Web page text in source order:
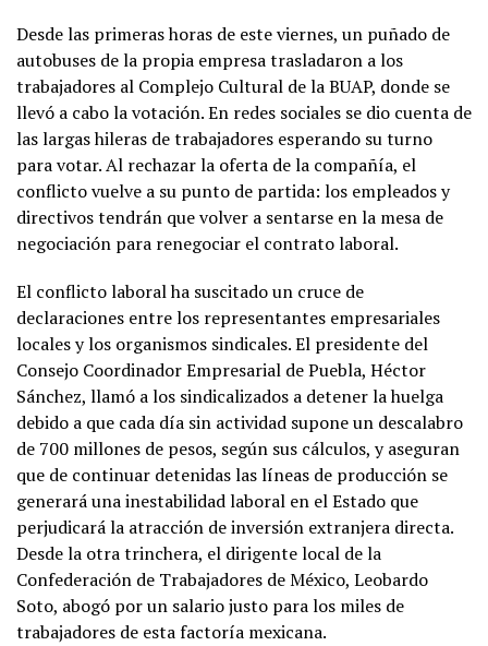
Desde las primeras horas de este viernes, un puñado de
autobuses de la propia empresa trasladaron a los
trabajadores al Complejo Cultural de la BUAP, donde se
llevó a cabo la votación. En redes sociales se dio cuenta de
las largas hileras de trabajadores esperando su turno
para votar. Al rechazar la oferta de la compañía, el
conflicto vuelve a su punto de partida: los empleados y
directivos tendrán que volver a sentarse en la mesa de
negociación para renegociar el contrato laboral.
El conflicto laboral ha suscitado un cruce de
declaraciones entre los representantes empresariales
locales y los organismos sindicales. El presidente del
Consejo Coordinador Empresarial de Puebla, Héctor
Sánchez, llamó a los sindicalizados a detener la huelga
debido a que cada día sin actividad supone un descalabro
de 700 millones de pesos, según sus cálculos, y aseguran
que de continuar detenidas las líneas de producción se
generará una inestabilidad laboral en el Estado que
perjudicará la atracción de inversión extranjera directa.
Desde la otra trinchera, el dirigente local de la
Confederación de Trabajadores de México, Leobardo
Soto, abogó por un salario justo para los miles de
trabajadores de esta factoría mexicana.